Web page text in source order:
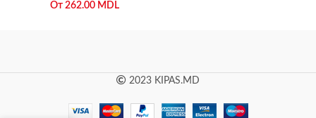
От 262.00 MDL
2023 KIPAS.MD